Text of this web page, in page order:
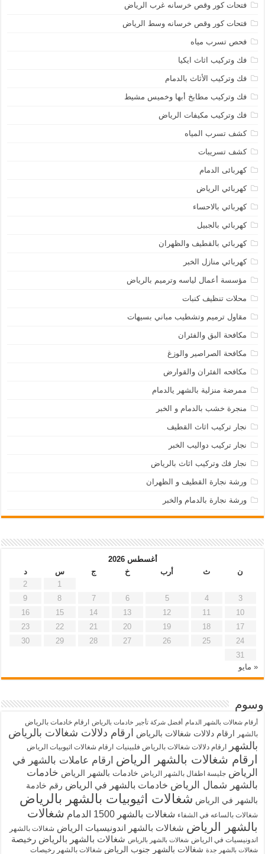
فتحات كور وقص خرسانه غرب الرياض
فتحات كور وقص خرسانه وسط الرياض
فحص تسرب مياه
فك وتركيب اثاث ايكيا
فك وتركيب الأثاث بالدمام
فك وتركيب مطابخ أبها وخميس مشيط
فك وتركيب مكيفات الرياض
كشف تسرب المياه
كشف تسريبات
كهربائى الدمام
كهربائي الرياض
كهربائي بالاحساء
كهربائي بالجبيل
كهربائي بالقطيف والظهران
كهربائي منازل الخبر
مؤسسة أعمال لياسه وترميم بالرياض
محلات تنظيف كنبات
مقاول ترميم وتشطيب مباني بسيهات
مكافحة البق والفئران
مكافحة الصراصير والوزغ
مكافحه الفئران والقوارض
ممرضة منزلية بالشهر يالدمام
منجرة خشب بالدمام و الخبر
نجار تركيب اثاث القطيف
نجار تركيب دواليب الخبر
نجار فك وتركيب اثاث بالرياض
ورشة نجارة القطيف و الظهران
ورشة نجارة بالدمام والخبر
أغسطس 2026
ن
ث أرب خ ج س
د
1
2
3
4
5
6
7
8
9
10
11
12
13
14
15
16
17
18
19
20
21
22
23
24
25
26
27
28
29
30
31
« مايو
وسوم
أرقام شغالات بالشهر الدمام أفضل شركة تأجير خادمات بالرياض
ارقام خادمات بالرياض
بالشهر
ارقام دلالات شغالات بالرياض ارقام دلالات شغالات بالرياض
بالشهر
ارقام دلالات شغالات بالرياض فلبينيات ارقام شغالات اثيوبيات الرياض
ارقام شغالات بالشهر الرياض ارقام عاملات بالشهر في
الرياض جليسة اطفال بالشهر الرياض خادمات بالشهر الرياض خادمات
بالشهر شمال الرياض خادمات بالشهر في الرياض رقم خادمة
بالشهر في الرياض شغالات اثيوبيات بالشهر بالرياض
شغالات بالساعه في الشفاء شغالات بالشهر 1500 الدمام
شغالات
بالشهر الرياض شغالات بالشهر اندونيسيات الرياض شغالات بالشهر
اندونيسيات في الرياض شغالات بالشهر بالرياض شغالات بالشهر بالرياض رخيصة
شغالات بالشهر جدة شغالات بالشهر جنوب الرياض شغالات بالشهر رخيصات